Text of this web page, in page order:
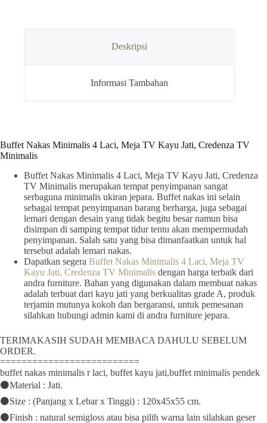
Deskripsi
Informasi Tambahan
Buffet Nakas Minimalis 4 Laci, Meja TV Kayu Jati, Credenza TV
Minimalis
Buffet Nakas Minimalis 4 Laci, Meja TV Kayu Jati, Credenza
TV Minimalis merupakan tempat penyimpanan sangat
serbaguna minimalis ukiran jepara. Buffet nakas ini selain
sebagai tempat penyimpanan barang berharga, juga sebagai
lemari dengan desain yang tidak begitu besar namun bisa
disimpan di samping tempat tidur tentu akan mempermudah
penyimpanan. Salah satu yang bisa dimanfaatkan untuk hal
tersebut adalah lemari nakas.
Dapatkan segera Buffet Nakas Minimalis 4 Laci, Meja TV
Kayu Jati, Credenza TV Minimalis dengan harga terbaik dari
andra furniture. Bahan yang digunakan dalam membuat nakas
adalah terbuat dari kayu jati yang berkualitas grade A, produk
terjamin mutunya kokoh dan bergaransi, untuk pemesanan
silahkan hubungi admin kami di andra furniture jepara.
TERIMAKASIH SUDAH MEMBACA DAHULU SEBELUM
ORDER.
==========================
buffet nakas minimalis r laci, buffet kayu jati,buffet minimalis pendek
⚫Material : Jati.
⚫Size : (Panjang x Lebar x Tinggi) : 120x45x55 cm.
⚫Finish : natural semigloss atau bisa pilih warna lain silahkan geser